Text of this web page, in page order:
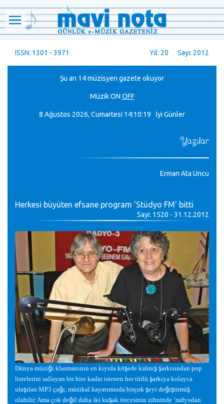
ISSN: 1301 - 3971 Yıl: 20 Sayı: 2012
Şu an 14 müzisyen gazete okuyor
MüzikON OFF
8 Ağustos 2026, Cumartesi 14:10:20 İyi Günler
Yazılar
Erman Ata Uncu
Herkesi büyüten efsane program 'Stüdyo FM' bitti
Sayı: 1520 - 31.12.2012
Dünya müziği klasmanının en kıyıda köşede kalmışşarkısından pop
listelerini sallayan bir hite kadar istenen her türlü şarkıya kolayca
ulaşılan MP3 çağı, müzikal hayatımızda birçok şeyi değiştirmiş
olabilir. Ama çok değil daha iki kuşak öncesinin zihninde ‘radyodan